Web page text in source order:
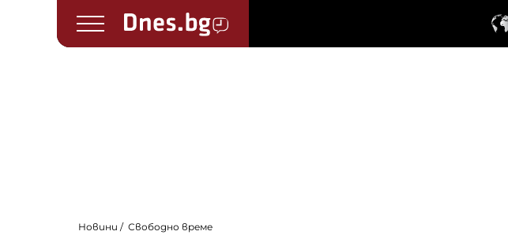
Новини Свободно време